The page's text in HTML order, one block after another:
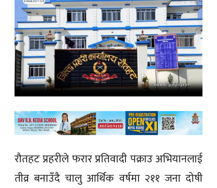
रौतहट प्रहरीले फरार प्रतिवादी पक्राउ अभियानलाई
तीव्र बनाउँदै चालु आर्थिक वर्षमा २११ जना दोषी